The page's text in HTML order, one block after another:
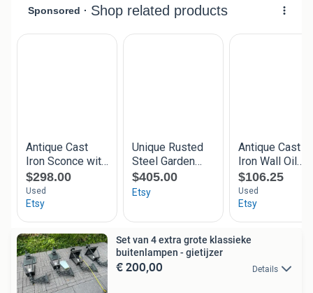
Set van 4 extra grote klassieke
buitenlampen - gietijzer
€ 200,00 Details